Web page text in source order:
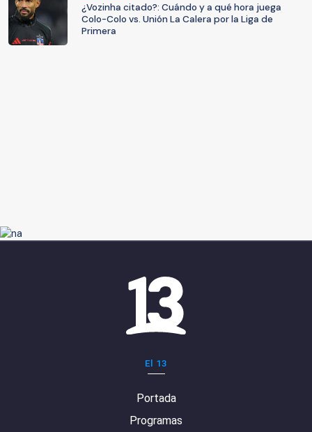
¿Vozinha citado?: Cuándo y a qué hora juega
Colo-Colo vs. Unión La Calera por la Liga de
Primera
El 13
Portada
Programas